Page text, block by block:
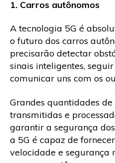
1. Carros autônomos
A tecnologia 5G é
o futuro dos carros
precisarão detectar
sinais inteligentes,
comunicar uns com os
Grandes quantidades
transmitidas e
garantir a segurança
a 5G é capaz de
velocidade e segurança